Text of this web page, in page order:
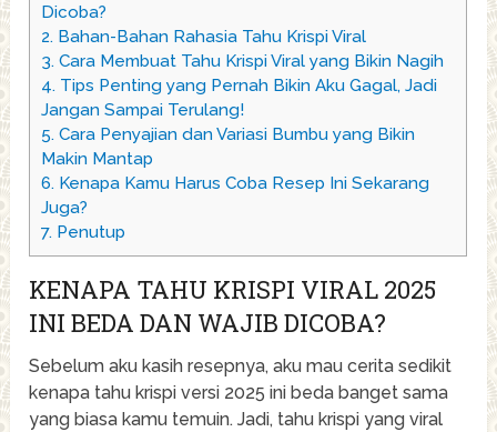
Dicoba?
2. Bahan-Bahan Rahasia Tahu Krispi Viral
3. Cara Membuat Tahu Krispi Viral yang Bikin Nagih
4. Tips Penting yang Pernah Bikin Aku Gagal, Jadi
Jangan Sampai Terulang!
5. Cara Penyajian dan Variasi Bumbu yang Bikin
Makin Mantap
6. Kenapa Kamu Harus Coba Resep Ini Sekarang
Juga?
7. Penutup
KENAPA TAHU KRISPI VIRAL 2025
INI BEDA DAN WAJIB DICOBA?
Sebelum aku kasih resepnya, aku mau cerita sedikit
kenapa tahu krispi versi 2025 ini beda banget sama
yang biasa kamu temuin. Jadi, tahu krispi yang viral